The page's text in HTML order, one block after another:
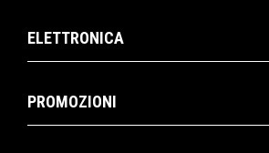
ELETTRONICA
PROMOZIONI